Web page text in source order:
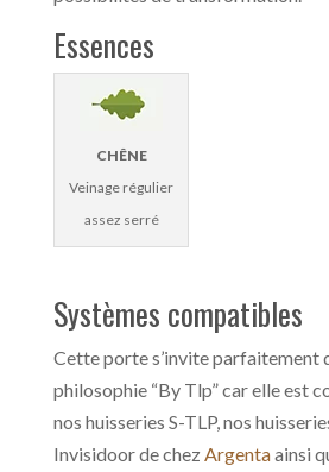
Essences
CHÊNE
Veinage régulier
assez serré
Systèmes compatibles
Cette porte s’invite parfaitement
philosophie “By Tlp” car elle est
nos huisseries S-TLP, nos
Invisidoor de chez Argentaainsi